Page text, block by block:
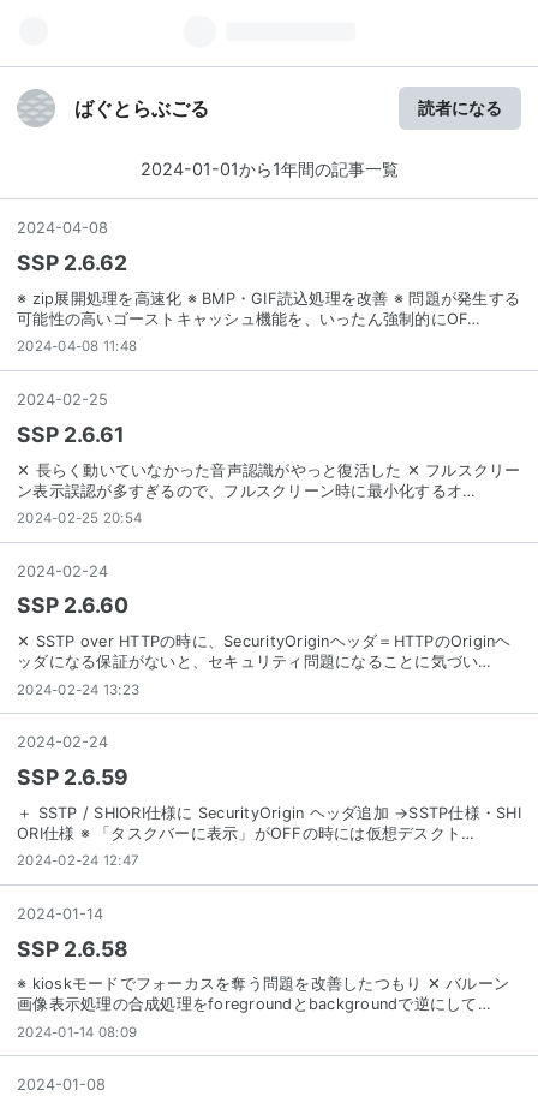
ばぐとらぶごる 読者になる
2024-01-01から1年間の記事一覧
2024-04-08
SSP 2.6.62
※ zip展開処理を高速化 ※ BMP・GIF読込処理を改善 ※ 問題が発生する
可能性の高いゴーストキャッシュ機能を、いったん強制的にOF…
2024-04-08 11:48
2024-02-25
SSP 2.6.61
✕ 長らく動いていなかった音声認識がやっと復活した ✕ フルスクリー
ン表示誤認が多すぎるので、フルスクリーン時に最小化するオ…
2024-02-25 20:54
2024-02-24
SSP 2.6.60
✕ SSTP over HTTPの時に、SecurityOriginヘッダ＝HTTPのOriginヘ
ッダになる保証がないと、セキュリティ問題になることに気づい…
2024-02-24 13:23
2024-02-24
SSP 2.6.59
＋ SSTP / SHIORI仕様に SecurityOrigin ヘッダ追加 →SSTP仕様・SHI
ORI仕様 ※ 「タスクバーに表示」がOFFの時には仮想デスクト…
2024-02-24 12:47
2024-01 -14
SSP 2.6.58
※ kioskモードでフォーカスを奪う問題を改善したつもり ✕ バルーン
画像表示処理の合成処理をforegroundとbackgroundで逆にして…
2024-01-14 08:09
2024-01 -08